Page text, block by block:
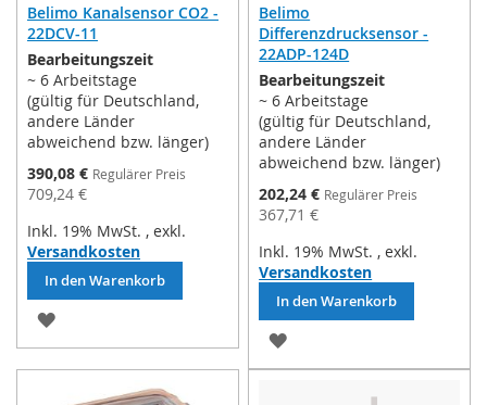
Belimo Kanalsensor CO2 -
22DCV-11
Bearbeitungszeit
~ 6 Arbeitstage
(gültig für Deutschland,
andere Länder
abweichend bzw. länger)
Sonderpreis
390,08 € Regulärer Preis
709,24 €
Inkl. 19% MwSt. , exkl.
Versandkosten
In den Warenkorb
ZUR
WUNSCHLISTE
HINZUFÜGEN
Belimo
Differenzdrucksensor -
22ADP-124D
Bearbeitungszeit
~ 6 Arbeitstage
(gültig für Deutschland,
andere Länder
abweichend bzw. länger)
Sonderpreis
202,24 € Regulärer Preis
367,71 €
Inkl. 19% MwSt. , exkl.
Versandkosten
In den Warenkorb
ZUR
WUNSCHLISTE